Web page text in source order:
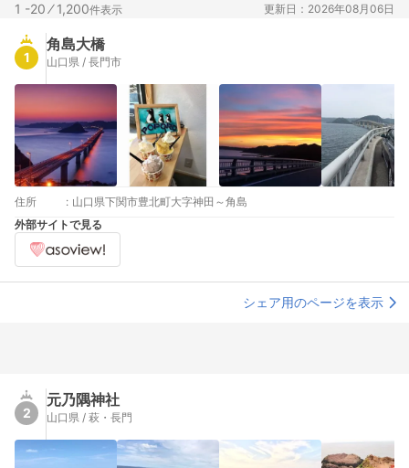
1 -20 ⁄1,200件表示 更新日：2026年08月06日
1
角島大橋
山口県 / 長門市
住所 : 山口県下関市豊北町大字神田～角島
外部サイトで見る
シェア用のページを表示
2
元乃隅神社
山口県 / 萩・長門